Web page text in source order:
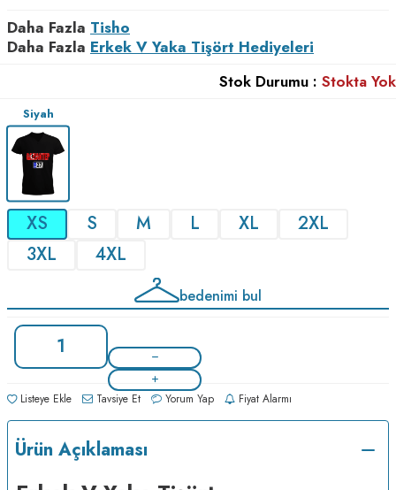
Daha Fazla Tisho
Daha Fazla Erkek V Yaka Tişört Hediyeleri
Stok Durumu : Stokta Yok
Siyah
XS S M L XL
2XL
3XL
4XL
bedenimi bul
Listeye Ekle Tavsiye Et Yorum Yap Fiyat Alarmı
Ürün Açıklaması